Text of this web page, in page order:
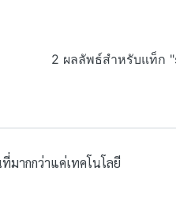
2 ผลลัพธ์สำหรับแท็ก
มากกว่าแค่เทคโนโลยี